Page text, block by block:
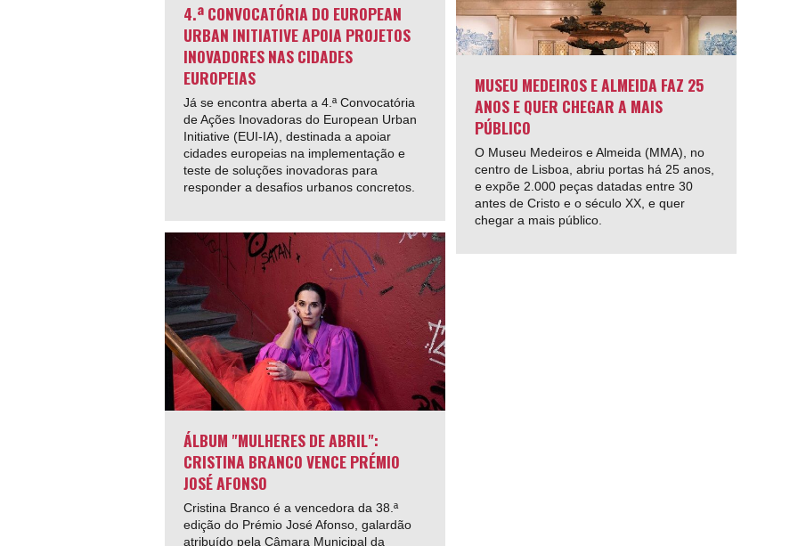
MUSEU MEDEIROS E ALMEIDA FAZ 25
ANOS E QUER CHEGAR A MAIS
PÚBLICO
O Museu Medeiros e Almeida (MMA), no
centro de Lisboa, abriu portas há 25 anos,
e expõe 2.000 peças datadas entre 30
antes de Cristo e o século XX, e quer
chegar a mais público.
4.ª CONVOCATÓRIA DO EUROPEAN
URBAN INITIATIVE APOIA PROJETOS
INOVADORES NAS CIDADES
EUROPEIAS
Já se encontra aberta a 4.ª Convocatória
de Ações Inovadoras do European Urban
Initiative (EUI-IA), destinada a apoiar
cidades europeias na implementação e
teste de soluções inovadoras para
responder a desafios urbanos concretos.
ÁLBUM "MULHERES DE ABRIL":
CRISTINA BRANCO VENCE PRÉMIO
JOSÉ AFONSO
Cristina Branco é a vencedora da 38.ª
edição do Prémio José Afonso, galardão
atribuído pela Câmara Municipal da